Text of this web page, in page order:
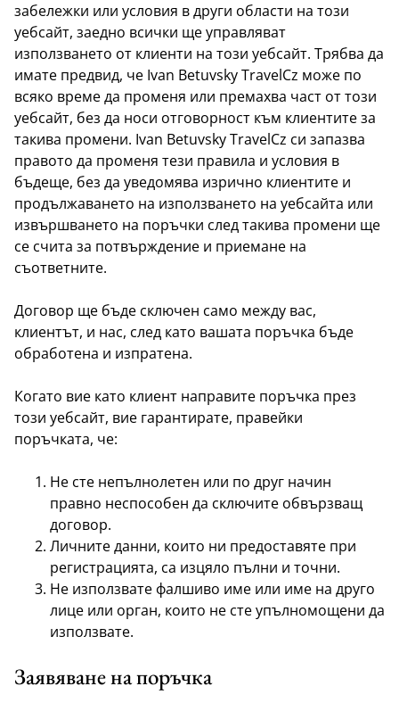
забележки или условия в други области на този
уебсайт, заедно всички ще управляват
използването от клиенти на този уебсайт. Трябва да
имате предвид, че Ivan Betuvsky TravelCz може по
всяко време да променя или премахва част от този
уебсайт, без да носи отговорност към клиентите за
такива промени. Ivan Betuvsky TravelCz си запазва
правото да променя тези правила и условия в
бъдеще, без да уведомява изрично клиентите и
продължаването на използването на уебсайта или
извършването на поръчки след такива промени ще
се счита за потвърждение и приемане на
съответните.
Договор ще бъде сключен само между вас,
клиентът, и нас, след като вашата поръчка бъде
обработена и изпратена.
Когато вие като клиент направите поръчка през
този уебсайт, вие гарантирате, правейки
поръчката, че:
Не сте непълнолетен или по друг начин
правно неспособен да сключите обвързващ
договор.
Личните данни, които ни предоставяте при
регистрацията, са изцяло пълни и точни.
Не използвате фалшиво име или име на друго
лице или орган, които не сте упълномощени да
използвате.
Заявяване на поръчка